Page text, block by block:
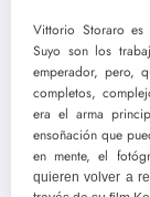
Vittorio Storaro
Suyo son los
emperador, pero,
completos,
era el arma
ensoñación que
en mente, el
quieren volver a